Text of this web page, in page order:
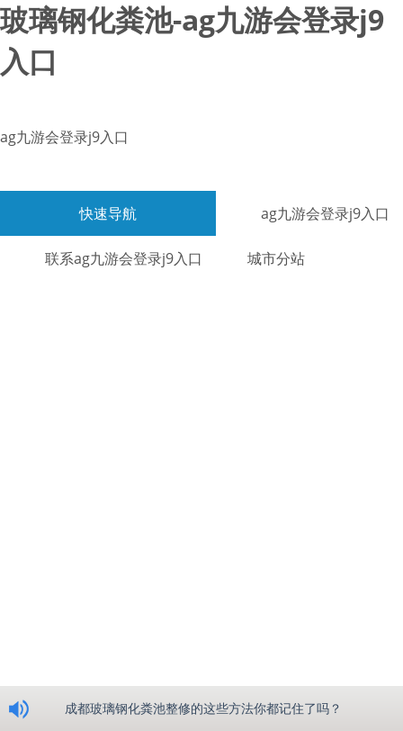
玻璃钢化粪池-ag九游会登录j9
入口
ag九游会登录j9入口
快速导航 ag九游会登录j9入口
联系ag九游会登录j9入口 城市分站
成都玻璃钢化粪池整修的这些方法你都记住了吗？